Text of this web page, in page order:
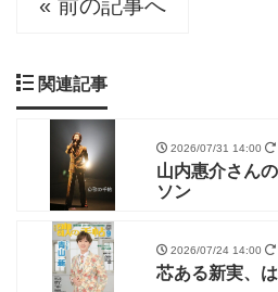
« 前の記事へ
関連記事
2026/07/31 14:00
山内惠介さん
ソン
2026/07/24 14:00
芯ある新実、